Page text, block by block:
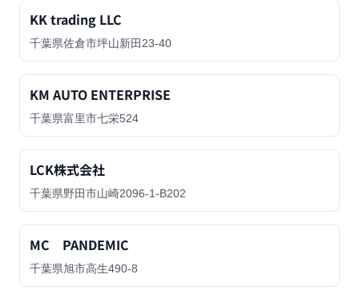
KK trading LLC
千葉県佐倉市坪山新田23-40
KM AUTO ENTERPRISE
千葉県富里市七栄524
LCK株式会社
千葉県野田市山崎2096-1-B202
MC PANDEMIC
千葉県旭市高生490-8